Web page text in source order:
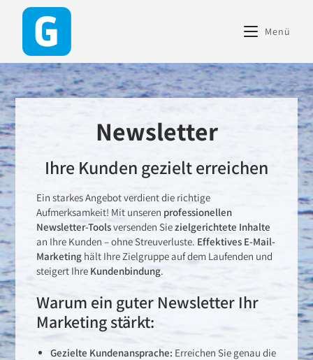
content
Menü
Newsletter
Ihre Kunden gezielt erreichen
Ein starkes Angebot verdient die richtige
Aufmerksamkeit! Mit unseren professionellen
Newsletter-Toolsversenden Siezielgerichtete Inhalte
an Ihre Kunden – ohne Streuverluste. Effektives E-Mail-
Marketing hält Ihre Zielgruppe auf dem Laufenden und
steigert Ihre Kundenbindung.
Warum ein guter Newsletter Ihr
Marketing stärkt:
Gezielte Kundenansprache: Erreichen Sie genau die